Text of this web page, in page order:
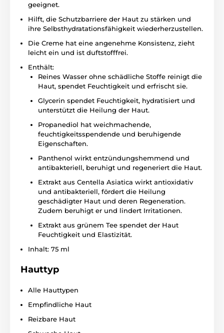
geeignet.
Hilft, die Schutzbarriere der Haut zu stärken und
ihre Selbsthydratationsfähigkeit wiederherzustellen.
Die Creme hat eine angenehme Konsistenz, zieht
leicht ein und ist duftstofffrei.
Enthält:
Reines Wasser ohne schädliche Stoffe reinigt die
Haut, spendet Feuchtigkeit und erfrischt sie.
Glycerin spendet Feuchtigkeit, hydratisiert und
unterstützt die Heilung der Haut.
Propanediol hat weichmachende,
feuchtigkeitsspendende und beruhigende
Eigenschaften.
Panthenol wirkt entzündungshemmend und
antibakteriell, beruhigt und regeneriert die Haut.
Extrakt aus Centella Asiatica wirkt antioxidativ
und antibakteriell, fördert die Heilung
geschädigter Haut und deren Regeneration.
Zudem beruhigt er und lindert Irritationen.
Extrakt aus grünem Tee spendet der Haut
Feuchtigkeit und Elastizität.
Inhalt: 75 ml
Hauttyp
Alle Hauttypen
Empfindliche Haut
Reizbare Haut